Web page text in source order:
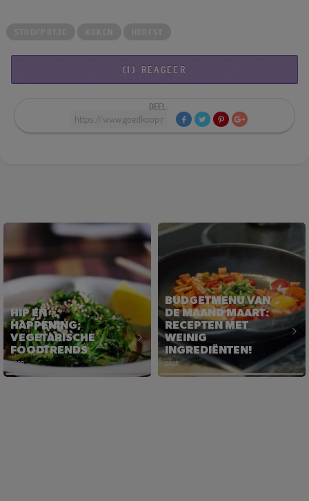
REAGEER
DEEL:
HIP EN
HAPPENING;
VEGETARISCHE
FOODTRENDS
DOOR
BUDGETMENU VAN
DE MAAND MAART:
RECEPTEN MET
WEINIG
INGREDIËNTEN!
DOOR